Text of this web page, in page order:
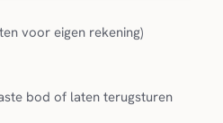
voor eigen rekening)
bod of laten terugsturen